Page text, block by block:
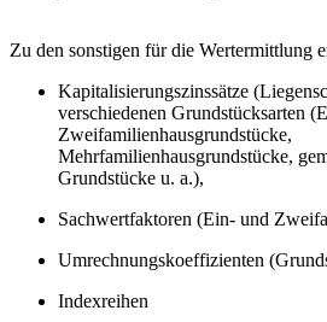
Zu den sonstigen für die Wertermittlung
Kapitalisierungszinssätze
verschiedenen Grundstücksarten
Zweifamilienhausgrundstücke,
Mehrfamilienhausgrundstücke,
Grundstücke u. a.),
Sachwertfaktoren (Ein- und
Umrechnungskoeffizienten
Indexreihen